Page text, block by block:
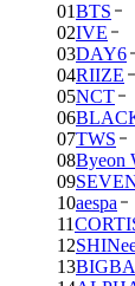
01BTS
02IVE
03DAY6
04RIIZE
05NCT
06
07TWS
08Byeon
09
10aespa
11
12
13